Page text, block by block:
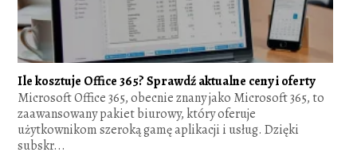
Ile kosztuje Office 365? Sprawdź aktualne ceny i oferty
Microsoft Office 365, obecnie znany jako Microsoft 365, to
zaawansowany pakiet biurowy, który oferuje
użytkownikom szeroką gamę aplikacji i usług. Dzięki
subskr...